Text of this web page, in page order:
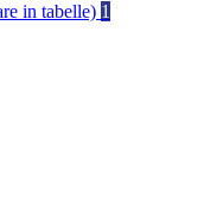
in tabelle) 1